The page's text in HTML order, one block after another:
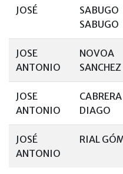
JOSÉ
SABUGO
SABUGO
JOSE
ANTONIO
NOVOA
SANCHEZ
JOSE
ANTONIO
CABRERA
DIAGO
JOSÉ
ANTONIO
RIAL